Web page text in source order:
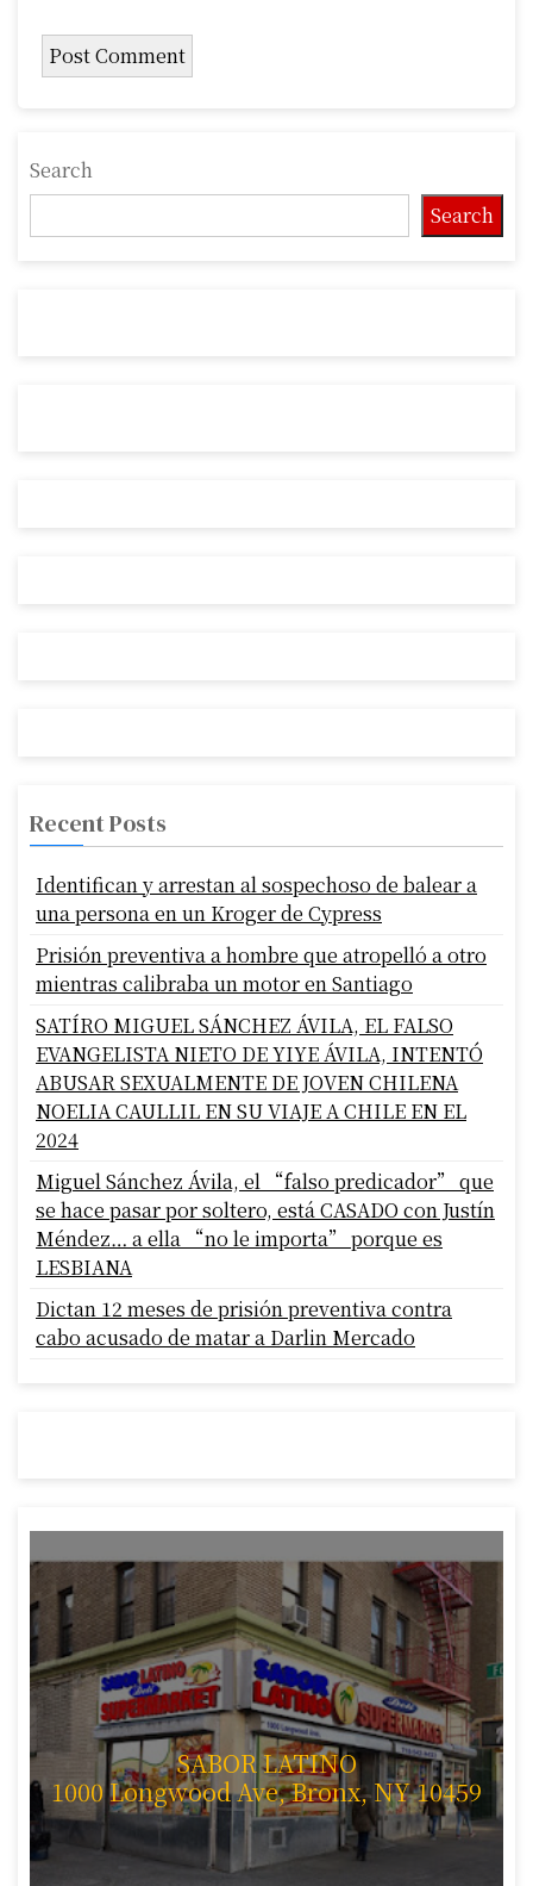
Search
Search
Recent Posts
Identifican y arrestan al sospechoso de balear a
una persona en un Kroger de Cypress
Prisión preventiva a hombre que atropelló a otro
mientras calibraba un motor en Santiago
SATÍRO MIGUEL SÁNCHEZ ÁVILA, EL FALSO
EVANGELISTA NIETO DE YIYE ÁVILA, INTENTÓ
ABUSAR SEXUALMENTE DE JOVEN CHILENA
NOELIA CAULLIL EN SU VIAJE A CHILE EN EL
2024
Miguel Sánchez Ávila, el “falso predicador” que
se hace pasar por soltero, está CASADO con Justín
Méndez… a ella “no le importa” porque es
LESBIANA
Dictan 12 meses de prisión preventiva contra
cabo acusado de matar a Darlin Mercado
SABOR LATINO
1000 Longwood Ave, Bronx, NY 10459